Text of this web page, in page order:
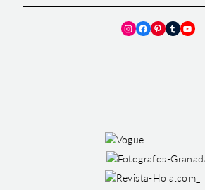
Instagram
Facebook
Pinterest
Tumblr